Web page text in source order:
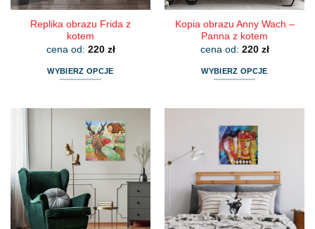
Replika obrazu Frida z
kotem
cena od: 220 zł
WYBIERZ OPCJE
wiele
wariantów.
Opcje
można
wybrać
na
stronie
Kopia obrazu Anny Wach –
Panna z kotem
cena od: 220 zł
WYBIERZ OPCJE
wiele
wariantów.
Opcje
można
wybrać
na
stronie